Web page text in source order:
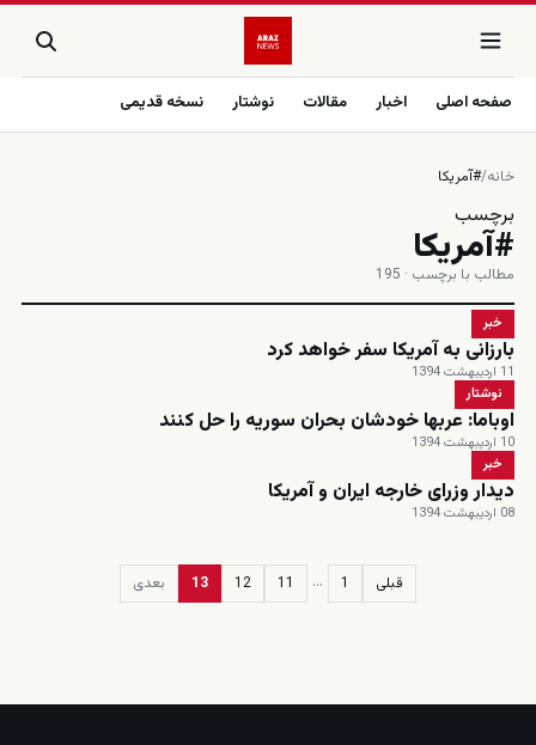
صفحه اصلی اخبار مقالات نوشتار نسخه قدیمی
خانه/#آمریکا
برچسب
#آمریکا
مطالب با برچسب · 195
خبر
بارزانی به آمریکا سفر خواهد کرد
11 اردیبهشت 1394
نوشتار
اوباما: عربها خودشان بحران سوریه را حل کنند
10 اردیبهشت 1394
خبر
دیدار وزرای خارجه ایران و آمریکا
08 اردیبهشت 1394
قبلی 1
…
11
12
13 بعدی